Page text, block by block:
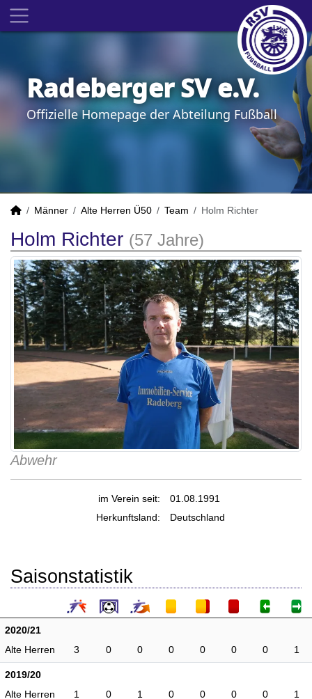
Radeberger SV e.V.
Offizielle Homepage der Abteilung Fußball
Männer Alte Herren Ü50 Team Holm Richter
Holm Richter (57 Jahre)
Abwehr
im Verein seit:
01.08.1991
Herkunftsland:
Deutschland
Saisonstatistik
2020/21
Alte Herren
3 0 0 0 0 0 0 1
2019/20
Alte Herren
1 0 1 0 0 0 0 1